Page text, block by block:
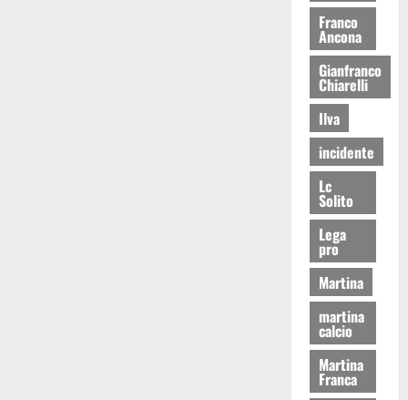
Franco
Ancona
Gianfranco
Chiarelli
Ilva
incidente
Lc
Solito
Lega
pro
Martina
martina
calcio
Martina
Franca